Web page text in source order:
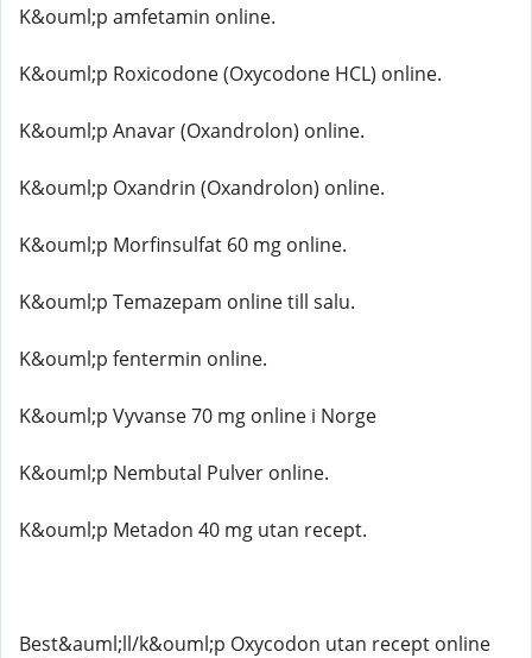
K&ouml;p amfetamin online.
K&ouml;p Roxicodone (Oxycodone HCL) online.
K&ouml;p Anavar (Oxandrolon) online.
K&ouml;p Oxandrin (Oxandrolon) online.
K&ouml;p Morfinsulfat 60 mg online.
K&ouml;p Temazepam online till salu.
K&ouml;p fentermin online.
K&ouml;p Vyvanse 70 mg online i Norge
K&ouml;p Nembutal Pulver online.
K&ouml;p Metadon 40 mg utan recept.
Best&auml;ll/k&ouml;p Oxycodon utan recept online